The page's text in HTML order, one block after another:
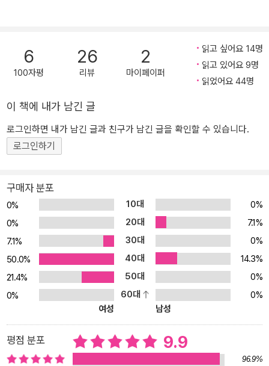
분이 걸린다는 것도 모두 걸으면서 알게 된 사실이다. 무엇보다도 혼
자 할 수 있는 운동이어서 ‘걷기’를 선택한 윤서에게 생긴 가장 큰 변
치유와 위로 목요일마다 두 시간씩 걷는 게 전부일 줄 알았던 클럽 활
모르는 사이에 운동장이 아닌 교실에서, 학교에서, 학교 밖에서 걷기
클럽 친구들이 어떻게 지내는지를 지켜본다. 그 무렵, 원래 친하게 지
이들 모두가 알게 된다. 메신저 프로필 사진이 바뀌었기 때문이다. 담
임선생님이 주의를 주었지만, 대놓고 따돌리는 게 아니니 마땅한 방
법이 없다. 하지만 윤서는 괴로워하는 혜윤이를 그냥 보아넘기지 못
한다. 거창한 이유는 없다. “그래도 한 명 빼고 팔찌 맞추고, 의자 네
개만 있는 곳에서 밥 먹는 건 좀 치사하지 않냐?”(54쪽) 직설적인 혜
윤이를 보면 조마조마한 마음이 들 때도 있다. 누군가는 불편해할 수
도 있다. 하지만 무엇을 잘못했는지 알려 주지 않은 채 일방적으로 따
돌리는 건, 좀 너무하지 않나? 윤서와 강은이는 자연스러운 핑계를 만
들어, 필라테스 클럽으로 옮긴 혜윤이가 걷기 클럽에 돌아오도록 한
다. 혜윤이를 시작으로 걷기 클럽 아이들이 품은 고민이 하나둘 드러
난다. 못하는 게 없어 보이는 재희는 최근 좋아하는 아이가 생기자, 자
신이 매력 없어 보일까 걱정이다. 정의로운 강은이는 친구를 도우려
6
100자평
26
리뷰
2
마이페이퍼
읽고 싶어요 14명
읽고 있어요 9명
읽었어요 44명
이 책에 내가 남긴 글
로그인하면 내가 남긴 글과 친구가 남긴 글을 확인할 수 있습니다.
로그인하기
구매자 분포
0% 10대
0%
0%
20대
7.1%
7.1%
30대
0%
50.0%
40대
14.3%
21.4%
50대
0%
0%
60대
0%
여성
남성
평점 분포 9.9
96.9%